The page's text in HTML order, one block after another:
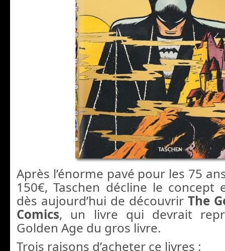
Après l’énorme pavé pour les 75
150€, Taschen décline le concept
dès aujourd’hui de découvrir The
Comics, un livre qui devrait
Golden Age du gros livre.
Trois raisons d’acheter ce livres :